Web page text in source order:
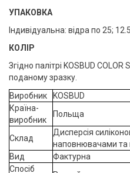
УПАКОВКА
Індивідуальна: відра по 25; 12.5
КОЛІР
Згідно палітрі KOSBUD
поданому зразку.
Виробник
KOSBUD
Країна-
виробник
Польща
Склад
Дисперсія
наповнювачами та
Вид
Фактурна
Спосіб